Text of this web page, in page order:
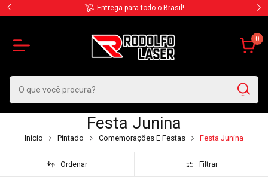
Contate-nos via WhatsApp
0
Festa Junina
Início Pintado Comemorações E Festas Festa Junina
Ordenar Filtrar